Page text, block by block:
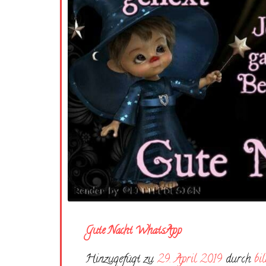
Gute Nacht WhatsApp
Hinzugefügt zu29. April 2019 durch